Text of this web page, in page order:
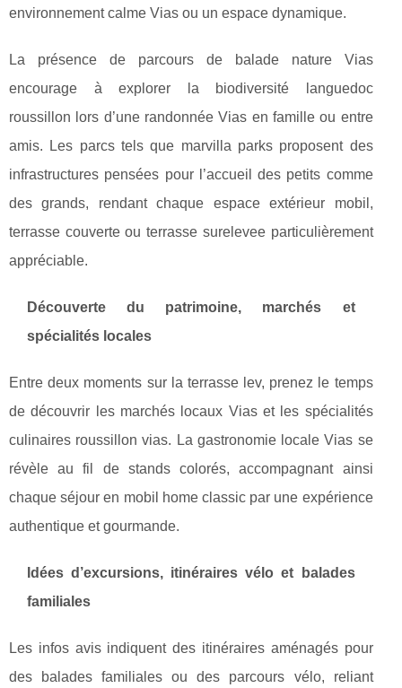
environnement calme Vias ou un espace dynamique.
La présence de parcours de balade nature Vias
encourage à explorer la biodiversité languedoc
roussillon lors d’une randonnée Vias en famille ou entre
amis. Les parcs tels que marvilla parks proposent des
infrastructures pensées pour l’accueil des petits comme
des grands, rendant chaque espace extérieur mobil,
terrasse couverte ou terrasse surelevee particulièrement
appréciable.
Découverte du patrimoine, marchés et
spécialités locales
Entre deux moments sur la terrasse lev, prenez le temps
de découvrir les marchés locaux Vias et les spécialités
culinaires roussillon vias. La gastronomie locale Vias se
révèle au fil de stands colorés, accompagnant ainsi
chaque séjour en mobil home classic par une expérience
authentique et gourmande.
Idées d’excursions, itinéraires vélo et balades
familiales
Les infos avis indiquent des itinéraires aménagés pour
des balades familiales ou des parcours vélo, reliant